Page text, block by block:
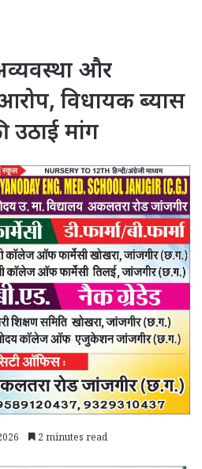
और
विधायक ब्यास
मांग
2 minutes read